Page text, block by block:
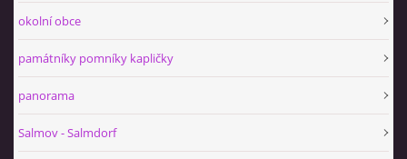
okolní obce
památníky pomníky kapličky
panorama
Salmov - Salmdorf